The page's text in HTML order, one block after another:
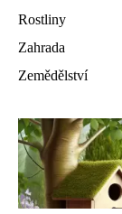
Rostliny
Zahrada
Zemědělství